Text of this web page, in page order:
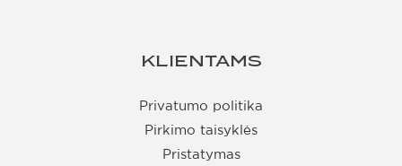
KLIENTAMS
Privatumo politika
Pirkimo taisyklės
Pristatymas